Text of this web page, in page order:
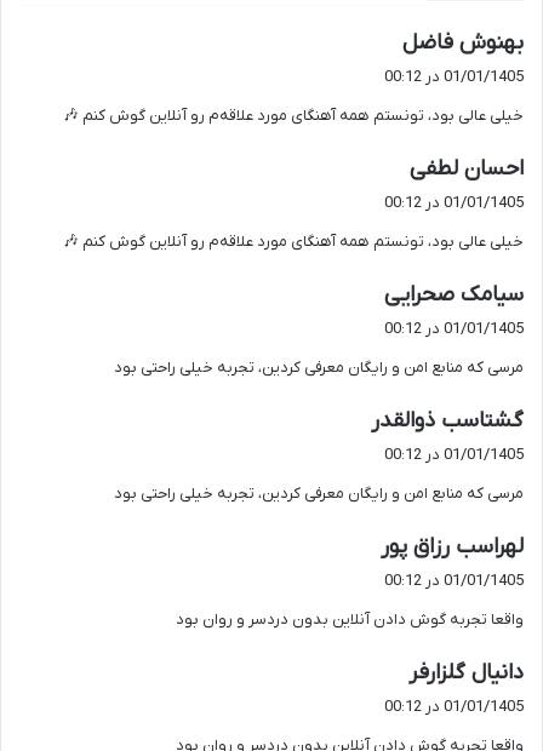
بهنوش فاضل
ف
:
01/01/1405 در 00:12
خیلی عالی بود، تونستم همه آهنگای مورد علاقه‌م رو آنلاین گوش کنم 🎶
احسان لطفی
ف
:
01/01/1405 در 00:12
خیلی عالی بود، تونستم همه آهنگای مورد علاقه‌م رو آنلاین گوش کنم 🎶
سیامک صحرایی
:
01/01/1405 در 00:12
مرسی که منابع امن و رایگان معرفی کردین، تجربه خیلی راحتی بود
گشتاسب ذوالقدر
:
01/01/1405 در 00:12
مرسی که منابع امن و رایگان معرفی کردین، تجربه خیلی راحتی بود
لهراسب رزاق پور
:
01/01/1405 در 00:12
واقعا تجربه گوش دادن آنلاین بدون دردسر و روان بود
دانیال گلزارفر
ف
01/01/1405 در 00:12
واقعا تجربه گوش دادن آنلاین بدون دردسر و روان بود